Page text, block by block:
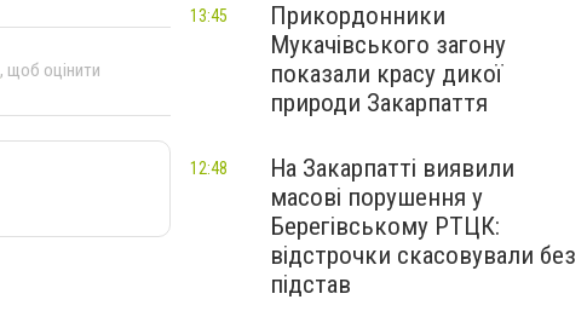
, щоб оцінити
Прикордонники
Мукачівського загону
показали красу дикої
природи Закарпаття
13:45
На Закарпатті виявили
масові порушення у
Берегівському РТЦК:
відстрочки скасовували без
підстав
12:48